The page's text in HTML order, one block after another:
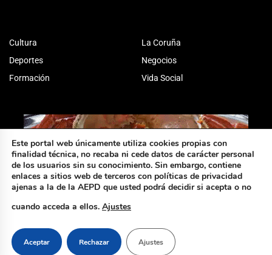
Cultura
Deportes
Formación
La Coruña
Negocios
Vida Social
Este portal web únicamente utiliza cookies propias con
finalidad técnica, no recaba ni cede datos de carácter personal
de los usuarios sin su conocimiento. Sin embargo, contiene
enlaces a sitios web de terceros con políticas de privacidad
ajenas a la de la AEPD que usted podrá decidir si acepta o no
cuando acceda a ellos. Ajustes
Aceptar Rechazar Ajustes